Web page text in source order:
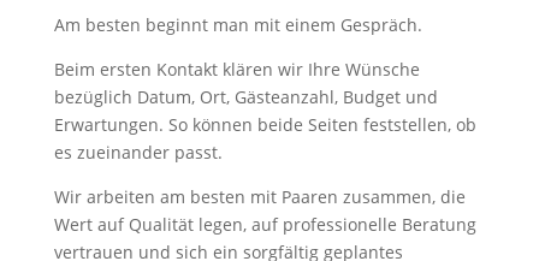
Am besten beginnt man mit einem Gespräch.
Beim ersten Kontakt klären wir Ihre Wünsche
bezüglich Datum, Ort, Gästeanzahl, Budget und
Erwartungen. So können beide Seiten feststellen, ob
es zueinander passt.
Wir arbeiten am besten mit Paaren zusammen, die
Wert auf Qualität legen, auf professionelle Beratung
vertrauen und sich ein sorgfältig geplantes